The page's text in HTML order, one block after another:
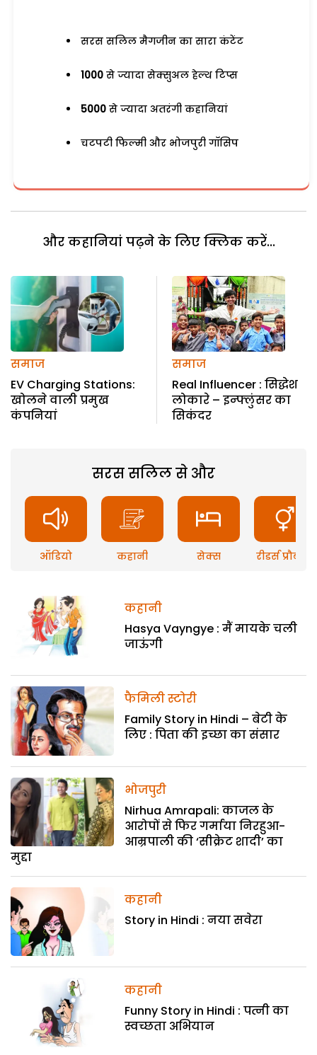
सरस सलिल मैगजीन का सारा कंटेंट
1000 से ज्यादा सेक्सुअल हेल्थ टिप्स
5000 से ज्यादा अतरंगी कहानियां
चटपटी फिल्मी और भोजपुरी गॉसिप
और कहानियां पढ़ने के लिए क्लिक करें...
समाज
EV Charging Stations:
खोलने वाली प्रमुख
कंपनियां
समाज
Real Influencer : सिद्धेश
लोकारे – इन्फ्लुंसर का
सिकंदर
सरस सलिल से और
ऑडियो कहानी सेक्स रीडर्स प्रौब्लम
कहानी
Hasya Vayngye : मैं मायके चली
जाऊंगी
फैमिली स्टोरी
Family Story in Hindi – बेटी के
लिए : पिता की इच्छा का संसार
भोजपुरी
Nirhua Amrapali: काजल के
आरोपों से फिर गर्माया निरहुआ-
आम्रपाली की ‘सीक्रेट शादी’ का
मुद्दा
कहानी
Story in Hindi : नया सवेरा
कहानी
Funny Story in Hindi : पत्नी का
स्वच्छता अभियान